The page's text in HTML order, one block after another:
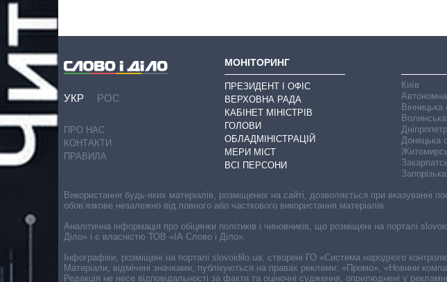
УКР РОС
ПРО НАС
КОНТАКТИ
ПРАВИЛА
МОНІТОРИНГ
ПРЕЗИДЕНТ І ОФІС
ВЕРХОВНА РАДА
КАБІНЕТ МІНІСТРІВ
ГОЛОВИ
ОБЛАДМІНІСТРАЦІЙ
МЕРИ МІСТ
ВСІ ПЕРСОНИ
Київ
Вінницька
Донецька
Використання будь-яких матеріалів, розміщених на сайті, дозволяється при
обов’язкове незалежно від повного або часткового використання матеріалів.
Аналітична інформація про обіцянки політиків і чиновників, що розміщені на порталі
Діло» і є власністю ТОВ «ІА Слово і Діло».
Інфографіки, розміщені на порталі slovoidilo.ua, створені ГО «Система народного
Матеріали, відмічені значками, публікуються на правах реклами: «Промо», «Новини
Редакція не несе відповідальності за факти та оціночні судження, оприлюднені у